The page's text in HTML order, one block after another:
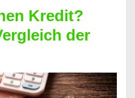
Kredit?
der